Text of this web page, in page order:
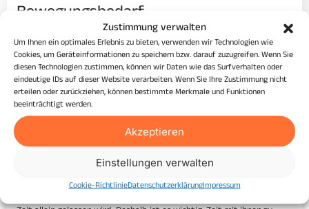
Zustimmung verwalten
Um Ihnen ein optimales Erlebnis zu bieten, verwenden wir Technologien wie
Cookies, um Geräteinformationen zu speichern bzw. darauf zuzugreifen. Wenn Sie
diesen Technologien zustimmen, können wir Daten wie das Surfverhalten oder
eindeutige IDs auf dieser Website verarbeiten. Wenn Sie Ihre Zustimmung nicht
erteilen oder zurückziehen, können bestimmte Merkmale und Funktionen
beeinträchtigt werden.
Akzeptieren
Einstellungen verwalten
Cookie-RichtlinieDatenschutzerklärungImpressum
Bewegungsbedarf
Obwohl der Coton de Tulear kein Hochleistungssportler ist, benötigt
er dennoch regelmäßige Bewegung, um fit und gesund zu bleiben.
Tägliche Spaziergänge und Spielzeiten im Garten oder in einem
sicheren Bereich sind ideal. Diese Aktivitäten helfen nicht nur, seinen
körperlichen Bedarf zu decken, sondern auch, seinen Geist zu
stimulieren.
Besondere Anforderungen
Ein wichtiger Aspekt bei der Haltung eines Coton de Tulear ist die
soziale Interaktion. Diese Rasse benötigt viel menschliche